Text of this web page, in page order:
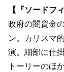
【『ソードフ
政府の闇資金
ン。カリスマ
演。細部に仕
トーリーのほ